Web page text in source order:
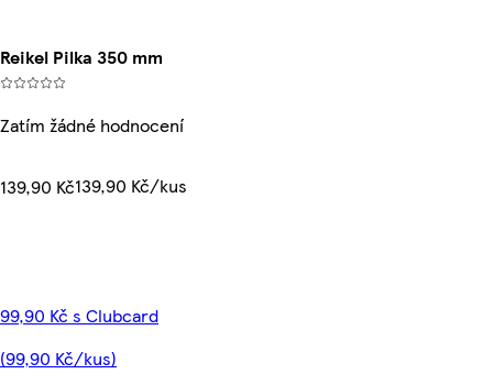
Reikel Pilka 350 mm
Zatím žádné hodnocení
139,90 Kč139,90 Kč/kus
99,90 Kč s Clubcard
(99,90 Kč/kus)